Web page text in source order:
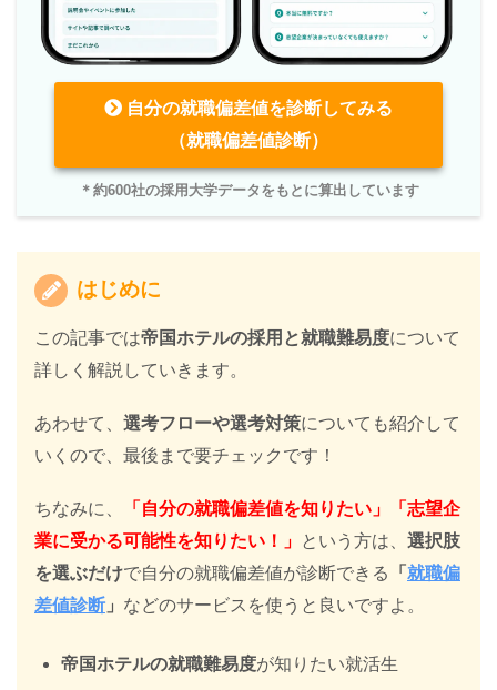
自分の就職偏差値を診断してみる
（就職偏差値診断）
＊約600社の採用大学データをもとに算出しています
はじめに
この記事では帝国ホテルの採用と就職難易度について
詳しく解説していきます。
あわせて、 選考フローや選考対策についても紹介して
いくので、最後まで要チェックです！
ちなみに、
「自分の就職偏差値を知りたい」「志望企
業に受かる可能性を知りたい！」 という方は、 選択肢
を選ぶだけで自分の就職偏差値が診断できる 「 就職偏
差値診断 」 などのサービスを使うと良いですよ。
帝国ホテルの就職難易度が知りたい就活生